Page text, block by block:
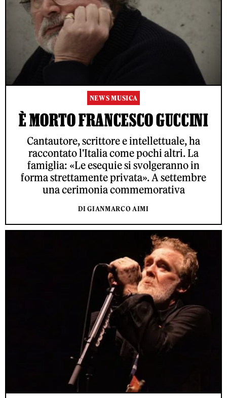
NEWS MUSICA
È MORTO FRANCESCO GUCCINI
Cantautore, scrittore e intellettuale, ha
raccontato l'Italia come pochi altri. La
famiglia: «Le esequie si svolgeranno in
forma strettamente privata». A settembre
una cerimonia commemorativa
DI GIANMARCO AIMI